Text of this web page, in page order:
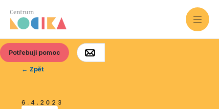
Potřebuji pomoc
← Zpět
6.4.2023